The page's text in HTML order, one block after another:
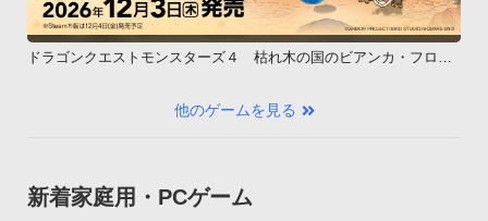
ドラゴンクエストモンスターズ４ 枯れ木の国のビアンカ・フロー
他のゲームを見る
新着家庭用・PCゲーム